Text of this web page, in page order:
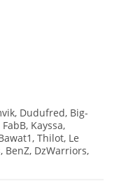
Dudufred, Big-
Kayssa,
Thilot, Le
BenZ, DzWarriors,